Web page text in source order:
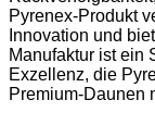
Pyrenex-Produkt
Innovation und
Manufaktur ist ein
Exzellenz, die
Premium-Daunen